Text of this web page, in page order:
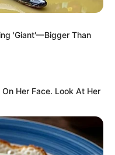
'Giant'—Bigger Than
Her Face. Look At Her